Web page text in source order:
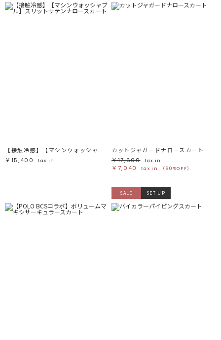
【接触冷感】【マシンウォッシャブル】スリットサテンナロースカート
￥15,400
tax in
カットジャガードナロースカート
￥17,600
tax in
￥7,040 tax in （60%OFF）
SALE SET UP